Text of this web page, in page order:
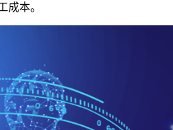
成本。